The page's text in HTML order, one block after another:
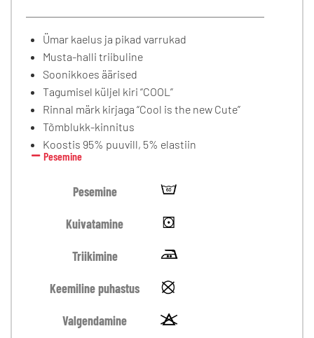
Ümar kaelus ja pikad varrukad
Musta-halli triibuline
Soonikkoes äärised
Tagumisel küljel kiri “COOL”
Rinnal märk kirjaga “Cool is the new Cute”
Tõmblukk-kinnitus
Koostis 95% puuvill, 5% elastiin
Pesemine
Pesemine
Kuivatamine
Triikimine
Keemiline puhastus
Valgendamine